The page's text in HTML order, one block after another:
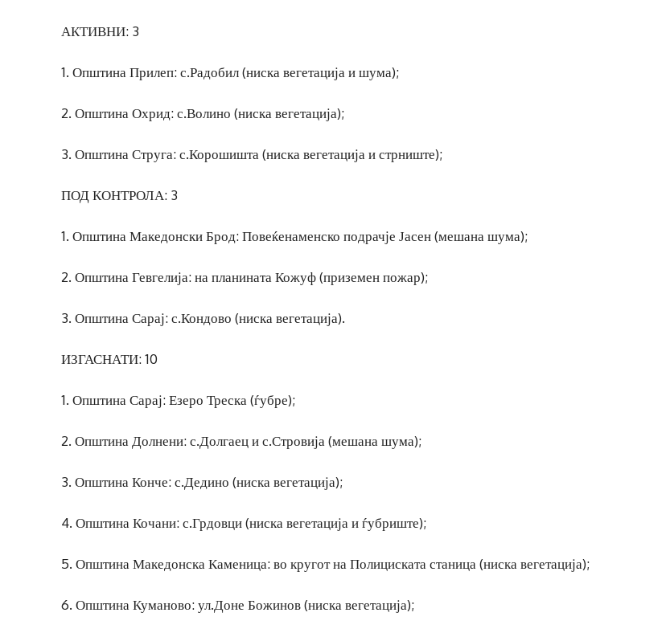
АКТИВНИ: 3
1. Општина Прилеп: с.Радобил (ниска вегетација и шума);
2. Општина Охрид: с.Волино (ниска вегетација);
3. Општина Струга: с.Корошишта (ниска вегетација и стрниште);
ПОД КОНТРОЛА: 3
1. Општина Македонски Брод: Повеќенаменско подрачје Јасен (мешана шума);
2. Општина Гевгелија: на планината Кожуф (приземен пожар);
3. Општина Сарај: с.Кондово (ниска вегетација).
ИЗГАСНАТИ: 10
1. Општина Сарај: Езеро Треска (ѓубре);
2. Општина Долнени: с.Долгаец и с.Стровија (мешана шума);
3. Општина Конче: с.Дедино (ниска вегетација);
4. Општина Кочани: с.Грдовци (ниска вегетација и ѓубриште);
5. Општина Македонска Каменица: во кругот на Полициската станица (ниска вегетација);
6. Општина Куманово: ул.Доне Божинов (ниска вегетација);